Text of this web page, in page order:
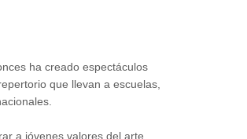
ha creado espectáculos
que llevan a escuelas,
a jóvenes valores del arte